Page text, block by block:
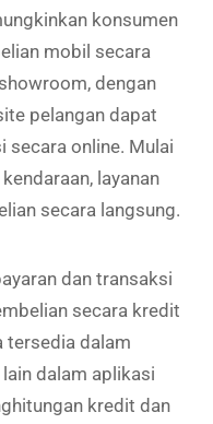
konsumen
mobil secara
dengan
pelangan dapat
secara online. Mulai
layanan
secara langsung.
dan transaksi
secara kredit
tersedia dalam
dalam aplikasi
kredit dan